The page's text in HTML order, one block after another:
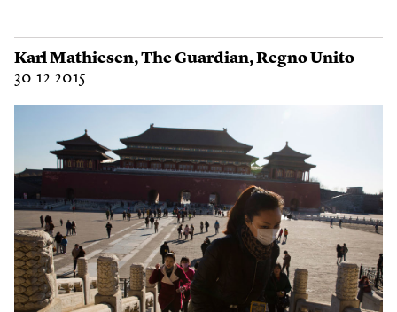
Karl Mathiesen,The Guardian,Regno Unito
30.12.2015